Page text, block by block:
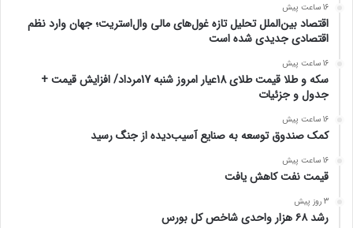
16 ساعت پیش
اقتصاد بین‌الملل تحلیل تازه غول‌های مالی وال‌استریت؛ جهان وارد نظم
اقتصادی جدیدی شده است
16 ساعت پیش
سکه و طلا قیمت طلای 18عیار امروز شنبه 17مرداد/ افزایش قیمت +
جدول و جزئیات
16 ساعت پیش
کمک صندوق توسعه به صنایع آسیب‌دیده از جنگ رسید
16 ساعت پیش
قیمت نفت کاهش یافت
3 روز پیش
رشد ۶۸ هزار واحدی شاخص کل بورس